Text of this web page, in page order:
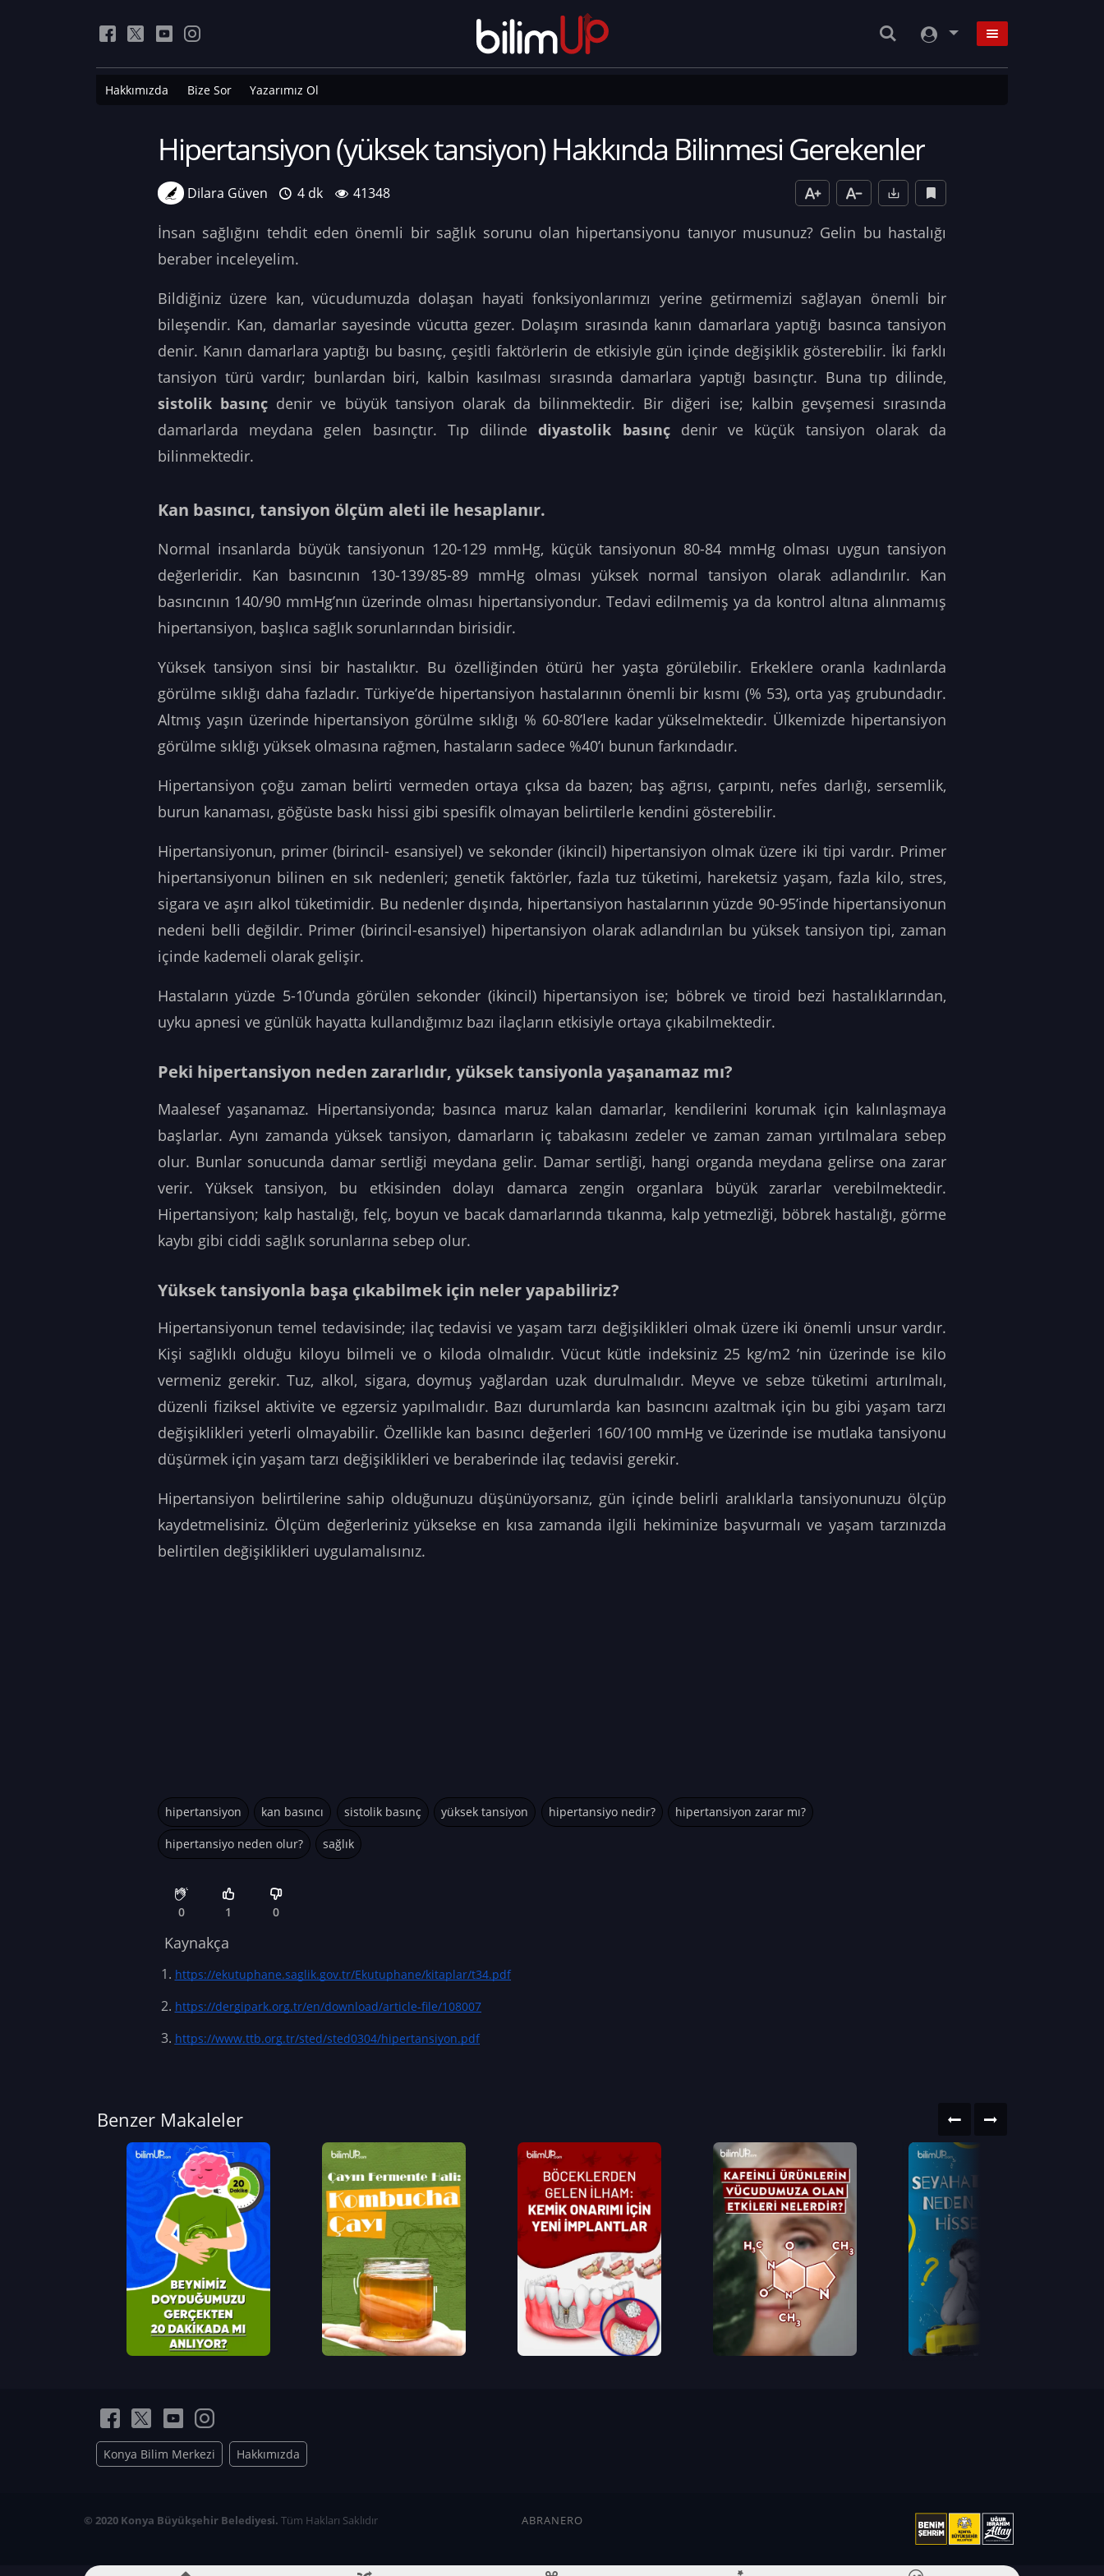
Hakkımızda Bize Sor Yazarımız Ol
Hipertansiyon (yüksek tansiyon) Hakkında Bilinmesi Gerekenler
Dilara Güven 4 dk 41348
İnsan sağlığını tehdit eden önemli bir sağlık sorunu olan hipertansiyonu tanıyor musunuz? Gelin bu hastalığı
beraber inceleyelim.
Bildiğiniz üzere kan, vücudumuzda dolaşan hayati fonksiyonlarımızı yerine getirmemizi sağlayan önemli bir
bileşendir. Kan, damarlar sayesinde vücutta gezer. Dolaşım sırasında kanın damarlara yaptığı basınca tansiyon
denir. Kanın damarlara yaptığı bu basınç, çeşitli faktörlerin de etkisiyle gün içinde değişiklik gösterebilir. İki farklı
tansiyon türü vardır; bunlardan biri, kalbin kasılması sırasında damarlara yaptığı basınçtır. Buna tıp dilinde,
sistolik basınç denir ve büyük tansiyon olarak da bilinmektedir. Bir diğeri ise; kalbin gevşemesi sırasında
damarlarda meydana gelen basınçtır. Tıp dilindediyastolik basınç denir ve küçük tansiyon olarak da
bilinmektedir.
Kan basıncı, tansiyon ölçüm aleti ile hesaplanır.
Normal insanlarda büyük tansiyonun 120-129 mmHg, küçük tansiyonun 80-84 mmHg olması uygun tansiyon
değerleridir. Kan basıncının 130-139/85-89 mmHg olması yüksek normal tansiyon olarak adlandırılır. Kan
basıncının 140/90 mmHg’nın üzerinde olması hipertansiyondur. Tedavi edilmemiş ya da kontrol altına alınmamış
hipertansiyon, başlıca sağlık sorunlarından birisidir.
Yüksek tansiyon sinsi bir hastalıktır. Bu özelliğinden ötürü her yaşta görülebilir. Erkeklere oranla kadınlarda
görülme sıklığı daha fazladır. Türkiye’de hipertansiyon hastalarının önemli bir kısmı(% 53), orta yaş grubundadır.
Altmış yaşın üzerinde hipertansiyon görülme sıklığı % 60-80’lere kadar yükselmektedir. Ülkemizde hipertansiyon
görülme sıklığı yüksek olmasına rağmen, hastaların sadece %40’ı bunun farkındadır.
Hipertansiyon çoğu zaman belirti vermeden ortaya çıksa da bazen; baş ağrısı, çarpıntı, nefes darlığı, sersemlik,
burun kanaması, göğüste baskı hissi gibi spesifik olmayan belirtilerle kendini gösterebilir.
Hipertansiyonun, primer (birincil- esansiyel) ve sekonder (ikincil) hipertansiyon olmak üzere iki tipi vardır. Primer
hipertansiyonun bilinen en sık nedenleri; genetik faktörler, fazla tuz tüketimi, hareketsiz yaşam, fazla kilo, stres,
sigara ve aşırı alkol tüketimidir. Bu nedenler dışında, hipertansiyon hastalarının yüzde 90-95’inde hipertansiyonun
nedeni belli değildir. Primer (birincil-esansiyel) hipertansiyon olarak adlandırılan bu yüksek tansiyon tipi, zaman
içinde kademeli olarak gelişir.
Hastaların yüzde 5-10’unda görülen sekonder (ikincil) hipertansiyon ise; böbrek ve tiroid bezi hastalıklarından,
uyku apnesi ve günlük hayatta kullandığımız bazı ilaçların etkisiyle ortaya çıkabilmektedir.
Peki hipertansiyon neden zararlıdır, yüksek tansiyonla yaşanamaz mı?
Maalesef yaşanamaz. Hipertansiyonda; basınca maruz kalan damarlar, kendilerini korumak için kalınlaşmaya
başlarlar. Aynı zamanda yüksek tansiyon, damarların iç tabakasını zedeler ve zaman zaman yırtılmalara sebep
olur. Bunlar sonucunda damar sertliği meydana gelir. Damar sertliği, hangi organda meydana gelirse ona zarar
verir. Yüksek tansiyon, bu etkisinden dolayı damarca zengin organlara büyük zararlar verebilmektedir.
Hipertansiyon; kalp hastalığı, felç, boyun ve bacak damarlarında tıkanma, kalp yetmezliği, böbrek hastalığı, görme
kaybı gibi ciddi sağlık sorunlarına sebep olur.
Yüksek tansiyonla başa çıkabilmek için neler yapabiliriz?
Hipertansiyonun temel tedavisinde; ilaç tedavisi ve yaşam tarzı değişiklikleri olmak üzere iki önemli unsur vardır.
Kişi sağlıklı olduğu kiloyu bilmeli ve o kiloda olmalıdır. Vücut kütle indeksiniz 25 kg/m2 ’nin üzerinde ise kilo
vermeniz gerekir. Tuz, alkol, sigara, doymuş yağlardan uzak durulmalıdır. Meyve ve sebze tüketimi artırılmalı,
düzenli fiziksel aktivite ve egzersiz yapılmalıdır. Bazı durumlarda kan basıncını azaltmak için bu gibi yaşam tarzı
değişiklikleri yeterli olmayabilir. Özellikle kan basıncı değerleri 160/100 mmHg ve üzerinde ise mutlaka tansiyonu
düşürmek için yaşam tarzı değişiklikleri ve beraberinde ilaç tedavisi gerekir.
Hipertansiyon belirtilerine sahip olduğunuzu düşünüyorsanız, gün içinde belirli aralıklarla tansiyonunuzu ölçüp
kaydetmelisiniz. Ölçüm değerleriniz yüksekse en kısa zamanda ilgili hekiminize başvurmalı ve yaşam tarzınızda
belirtilen değişiklikleri uygulamalısınız.
hipertansiyon kan basıncı sistolik basınç yüksek tansiyon hipertansiyo nedir? hipertansiyon zarar mı?
hipertansiyo neden olur? sağlık
0 1 0
Kaynakça
https://ekutuphane.saglik.gov.tr/Ekutuphane/kitaplar/t34.pdf
https://dergipark.org.tr/en/download/article-file/108007
https://www.ttb.org.tr/sted/sted0304/hipertansiyon.pdf
Benzer Makaleler
Konya Bilim Merkezi Hakkımızda
© 2020 Konya Büyükşehir Belediyesi. Tüm Hakları Saklıdır ABRANERO